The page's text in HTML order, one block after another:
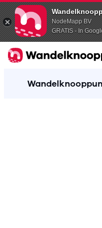
NodeMapp BV
GRATIS - In